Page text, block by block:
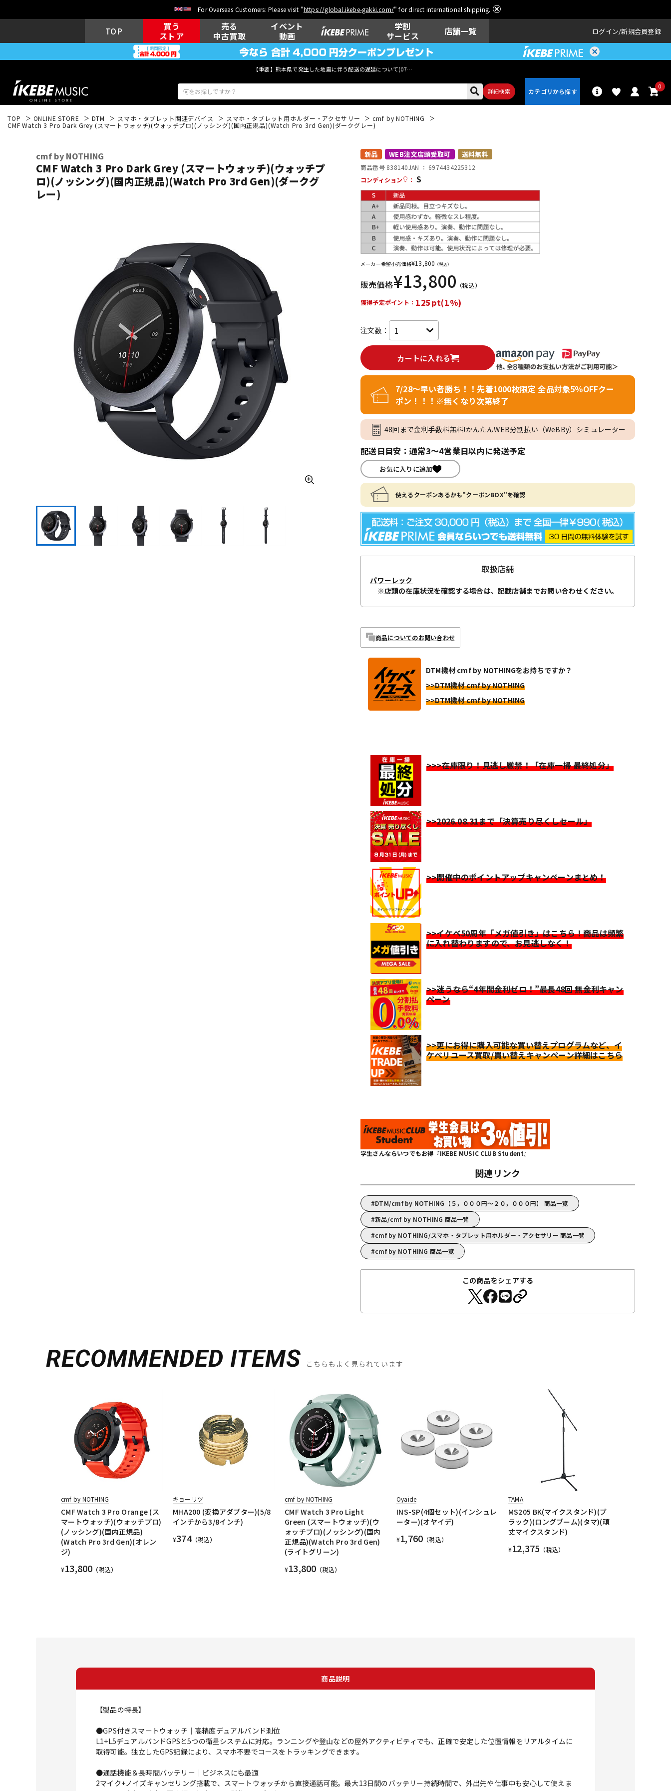
For Overseas Customers: Please visit "https://global.ikebe-gakki.com/" for direct international shipping.
TOP
買う
ストア
売る
中古買取
イベント
動画
学割
サービス
店舗一覧 ログイン 新規会員登録
【重要】熊本県で発生した地震に伴う配送の遅延について(07月29日
詳細検索
0
キーボード 電子ピアノ 管楽器 その他楽器 アンプ
レコーディン
グ機器
配信/ライブ
機器
ヴィンテージ
TOP ONLINE STORE DTM スマホ・タブレット関連デバイス スマホ・タブレット用ホルダー・アクセサリー
cmf by NOTHING
CMF Watch 3 Pro Dark Grey (スマートウォッチ)(ウォッチプロ)(ノッシング)(国内正規品)(Watch Pro 3rd Gen)(ダークグレー)
cmf by NOTHING
CMF Watch 3 Pro Dark Grey (スマートウォッチ)(ウォッチプ
ロ)(ノッシング)(国内正規品)(Watch Pro 3rd Gen)(ダークグ
レー)
新品 WEB注文店頭受取可 送料無料
商品番号 838140JAN ： 6974434225312
コンディション
： S
メーカー希望小売価格¥13,800 （税込）
販売価格¥13,800 （税込）
獲得予定ポイント： 125pt(1%)
注文数：
カートに入れる
7/28～早い者勝ち！！先着1000枚限定 全品対象5％OFFクー
ポン！！！※無くなり次第終了
48回まで金利手数料無料!かんたんWEB分割払い（WeBBy）シミュレーター
配送日目安：通常3～4営業日以内に発送予定
お気に入りに追加
使えるクーポンあるかも"クーポンBOX"を確認
取扱店舗
パワーレック
※店頭の在庫状況を確認する場合は、記載店舗までお問い合わせください。
商品についてのお問い合わせ
DTM機材 cmf by NOTHINGをお持ちですか？
>>DTM機材 cmf by NOTHING
>>DTM機材 cmf by NOTHING
>>>在庫限り！見逃し厳禁！「在庫一掃 最終処分」
>>2026.08.31まで「決算売り尽くしセール」
>>開催中のポイントアップキャンペーンまとめ！
>>イケベ50周年「メガ値引き」はこちら！商品は頻繁
に入れ替わりますので、お見逃しなく！
>>迷うなら“4年間金利ゼロ！”最長48回 無金利キャン
ペーン
>>更にお得に購入可能な買い替えプログラムなど、イ
ケベリユース買取/買い替えキャンペーン詳細はこちら
学生さんならいつでもお得『IKEBE MUSIC CLUB Student』
関連リンク
DTM/cmf by NOTHING【５，０００円～２０，０００円】 商品一覧
新品/cmf by NOTHING 商品一覧
cmf by NOTHING/スマホ・タブレット用ホルダー・アクセサリー 商品一覧
cmf by NOTHING 商品一覧
この商品をシェアする
RECOMMENDED ITEMS こちらもよく見られています
cmf by NOTHING
CMF Watch 3 Pro Orange (ス
マートウォッチ)(ウォッチプロ)
(ノッシング)(国内正規品)
(Watch Pro 3rd Gen)(オレン
ジ)
¥13,800 （税込）
キョーリツ
MHA200 (変換アダプター)(5/8
インチから3/8インチ)
¥374（税込）
cmf by NOTHING
CMF Watch 3 Pro Light
Green (スマートウォッチ)(ウ
ォッチプロ)(ノッシング)(国内
正規品)(Watch Pro 3rd Gen)
(ライトグリーン)
¥13,800 （税込）
Oyaide
INS-SP(4個セット)(インシュレ
ーター)(オヤイデ)
¥1,760 （税込）
TAMA
MS205 BK(マイクスタンド)(ブ
ラック)(ロングブーム)(タマ)(頑
丈マイクスタンド)
¥12,375 （税込）
商品説明
【製品の特長】
●GPS付きスマートウォッチ｜高精度デュアルバンド測位
L1+L5デュアルバンドGPSと5つの衛星システムに対応。ランニングや登山などの屋外アクティビティでも、正確で安定した位置情報をリアルタイムに
取得可能。独立したGPS記録により、スマホ不要でコースをトラッキングできます。
●通話機能＆長時間バッテリー｜ビジネスにも最適
2マイク+ノイズキャンセリング搭載で、スマートウォッチから直接通話可能。最大13日間のバッテリー持続時間で、外出先や仕事中も安心して使えま